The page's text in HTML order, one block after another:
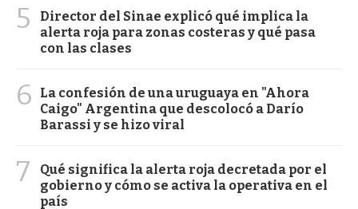
5
Director del Sinae explicó qué implica la
alerta roja para zonas costeras y qué pasa
con las clases
6
La confesión de una uruguaya en "Ahora
Caigo" Argentina que descolocó a Darío
Barassi y se hizo viral
7
Qué significa la alerta roja decretada por el
gobierno y cómo se activa la operativa en el
país